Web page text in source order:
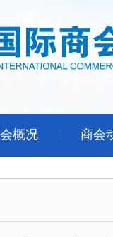
概况 商会